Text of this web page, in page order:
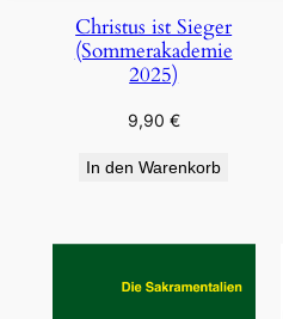
Christus ist Sieger
(Sommerakademie
2025)
9,90 €
In den Warenkorb